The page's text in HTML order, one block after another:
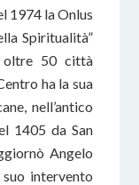
1974 la Onlus
Spiritualità”
oltre 50 città
ha la sua
nell’antico
1405 da San
Angelo
intervento